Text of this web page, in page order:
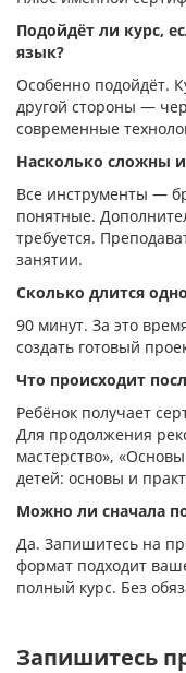
Подойдёт ли курс,
язык?
Особенно подойдёт.
другой стороны —
современные
Насколько сложны
Все инструменты —
понятные.
требуется.
занятии.
Сколько длится
90 минут. За это
создать готовый
Что происходит
Ребёнок получает
Для продолжения
мастерство»,
детей: основы и
Можно ли сначала
Да. Запишитесь на
формат подходит
полный курс. Без
Запишитесь